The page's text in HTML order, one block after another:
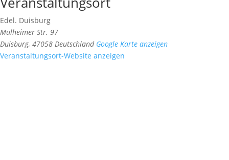
Edel. Duisburg
Mülheimer Str. 97
Duisburg, 47058 Deutschland Google Karte anzeigen
Veranstaltungsort-Website anzeigen